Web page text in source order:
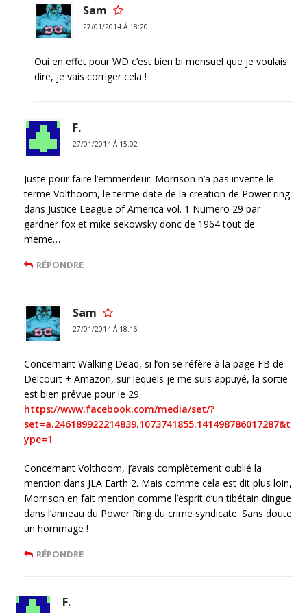
Sam
27/01/2014 Á 18:20
Oui en effet pour WD c’est bien bi mensuel que je voulais
dire, je vais corriger cela !
F.
27/01/2014 Á 15:02
Juste pour faire l’emmerdeur: Morrison n’a pas invente le
terme Volthoom, le terme date de la creation de Power ring
dans Justice League of America vol. 1 Numero 29 par
gardner fox et mike sekowsky donc de 1964 tout de
meme…
RÉPONDRE
Sam
27/01/2014 Á 18:16
Concernant Walking Dead, si l’on se réfère à la page FB de
Delcourt + Amazon, sur lequels je me suis appuyé, la sortie
est bien prévue pour le 29
https://www.facebook.com/media/set/?
set=a.246189922214839.1073741855.141498786017287&t
ype=1
Concernant Volthoom, j’avais complètement oublié la
mention dans JLA Earth 2. Mais comme cela est dit plus loin,
Morrison en fait mention comme l’esprit d’un tibétain dingue
dans l’anneau du Power Ring du crime syndicate. Sans doute
un hommage !
RÉPONDRE
F.